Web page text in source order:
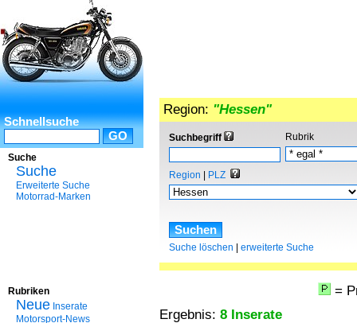
Schnellsuche
Suche
Suche
Erweiterte Suche
Motorrad-Marken
Rubriken
Neue Inserate
Motorsport-News
Region: "Hessen"
Suchbegriff Rubrik
Region PLZ
Suche löschen erweiterte Suche
=
Ergebnis: 8 Inserate